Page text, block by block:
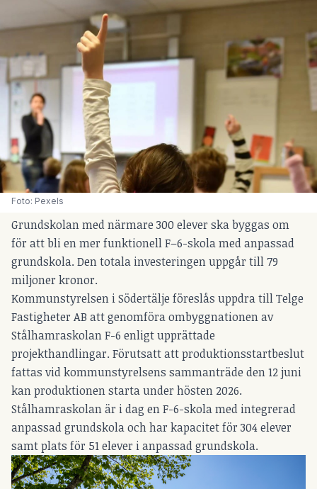
Foto: Pexels
Grundskolan med närmare 300 elever ska byggas om
för att bli en mer funktionell F–6-skola med anpassad
grundskola. Den totala investeringen uppgår till 79
miljoner kronor.
Kommunstyrelsen i Södertälje föreslås uppdra till Telge
Fastigheter AB att genomföra ombyggnationen av
Stålhamraskolan F-6 enligt upprättade
projekthandlingar. Förutsatt att produktionsstartbeslut
fattas vid kommunstyrelsens sammanträde den 12 juni
kan produktionen starta under hösten 2026.
Stålhamraskolan är i dag en F-6-skola med integrerad
anpassad grundskola och har kapacitet för 304 elever
samt plats för 51 elever i anpassad grundskola.